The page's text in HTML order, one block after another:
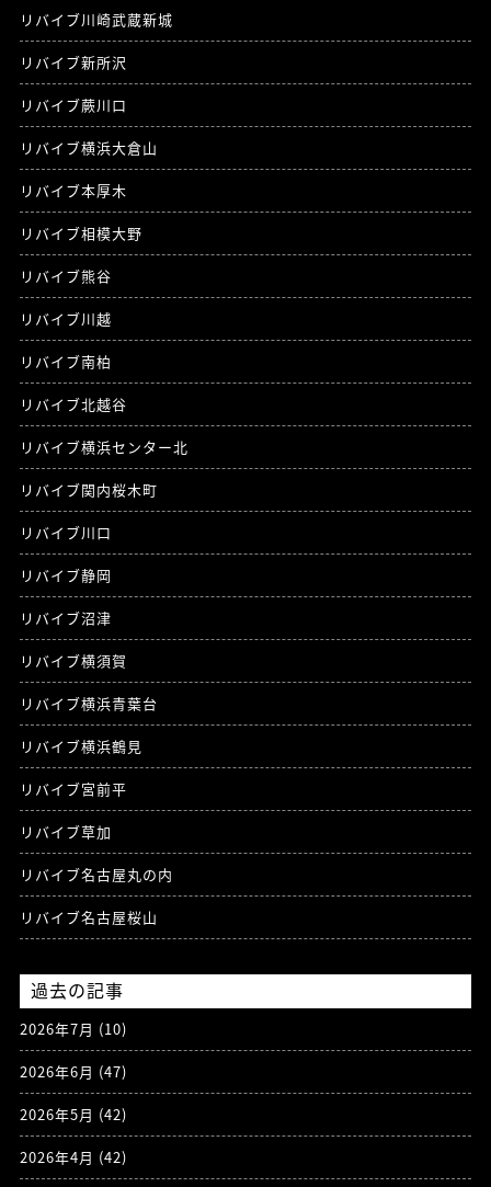
リバイブ川崎武蔵新城
リバイブ新所沢
リバイブ蕨川口
リバイブ横浜大倉山
リバイブ本厚木
リバイブ相模大野
リバイブ熊谷
リバイブ川越
リバイブ南柏
リバイブ北越谷
リバイブ横浜センター北
リバイブ関内桜木町
リバイブ川口
リバイブ静岡
リバイブ沼津
リバイブ横須賀
リバイブ横浜青葉台
リバイブ横浜鶴見
リバイブ宮前平
リバイブ草加
リバイブ名古屋丸の内
リバイブ名古屋桜山
過去の記事
2026年7月 (10)
2026年6月 (47)
2026年5月 (42)
2026年4月 (42)